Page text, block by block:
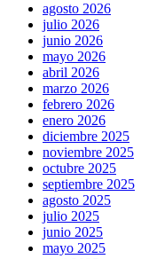
agosto 2026
julio 2026
junio 2026
mayo 2026
abril 2026
marzo 2026
febrero 2026
enero 2026
diciembre 2025
noviembre 2025
octubre 2025
septiembre 2025
agosto 2025
julio 2025
junio 2025
mayo 2025